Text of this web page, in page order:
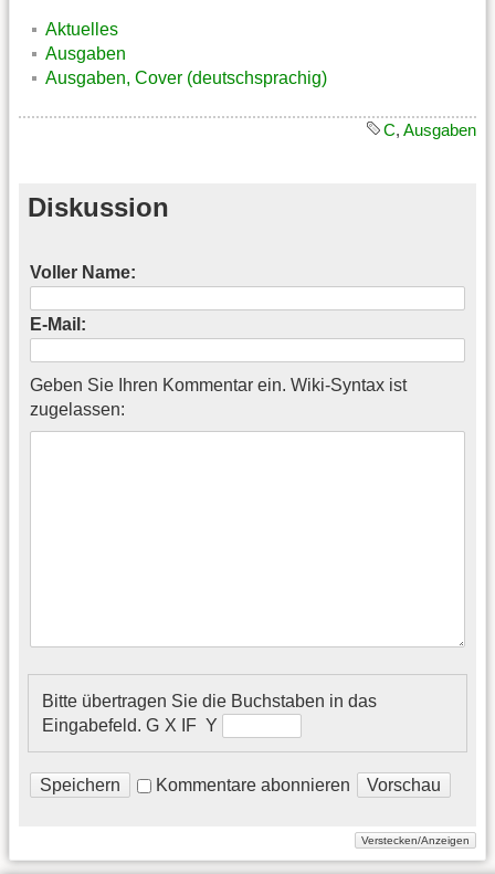
Aktuelles
Ausgaben
Ausgaben, Cover (deutschsprachig)
C, Ausgaben
Diskussion
Voller Name:
E-Mail:
Geben Sie Ihren Kommentar ein. Wiki-Syntax ist
zugelassen:
Bitte übertragen Sie die Buchstaben in das
Eingabefeld. G X I​ F Y
Kommentare abonnieren